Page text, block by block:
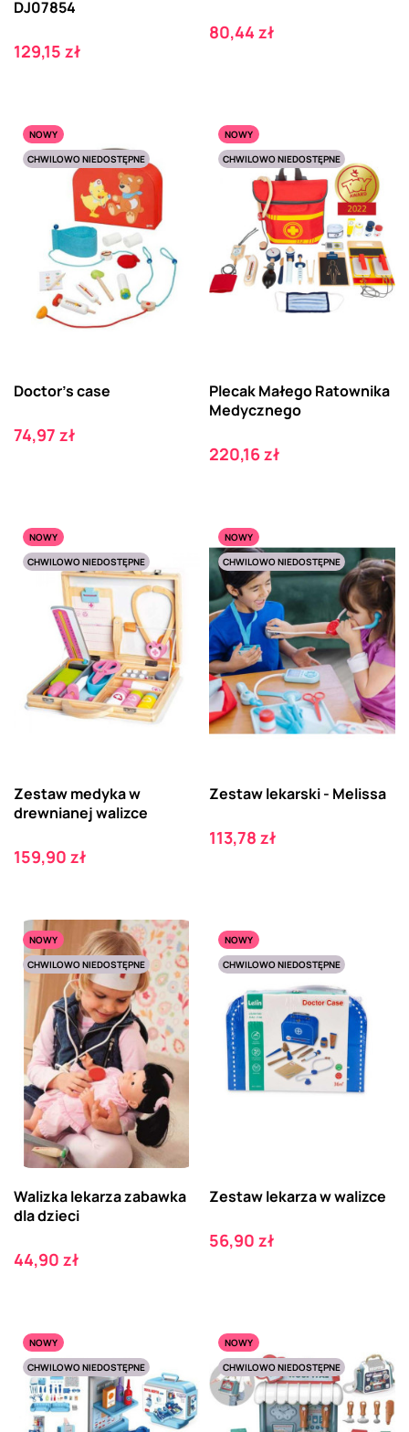
DJ07854
Cena
129,15 zł
Cena
80,44 zł
NOWY
CHWILOWO NIEDOSTĘPNE
Doctor's case
Cena
74,97 zł
NOWY
CHWILOWO NIEDOSTĘPNE
Plecak Małego Ratownika
Medycznego
Cena
220,16 zł
NOWY
CHWILOWO NIEDOSTĘPNE
Zestaw medyka w
drewnianej walizce
Cena
159,90 zł
NOWY
CHWILOWO NIEDOSTĘPNE
Zestaw lekarski - Melissa
Cena
113,78 zł
NOWY
CHWILOWO NIEDOSTĘPNE
Walizka lekarza zabawka
dla dzieci
Cena
44,90 zł
NOWY
CHWILOWO NIEDOSTĘPNE
Zestaw lekarza w walizce
Cena
56,90 zł
NOWY
CHWILOWO NIEDOSTĘPNE
NOWY
CHWILOWO NIEDOSTĘPNE